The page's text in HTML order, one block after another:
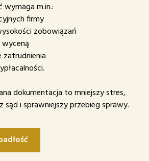
wymaga m.in.:
firmy
zobowiązań
dokumentacja to mniejszy stres,
sąd i sprawniejszy przebieg sprawy.